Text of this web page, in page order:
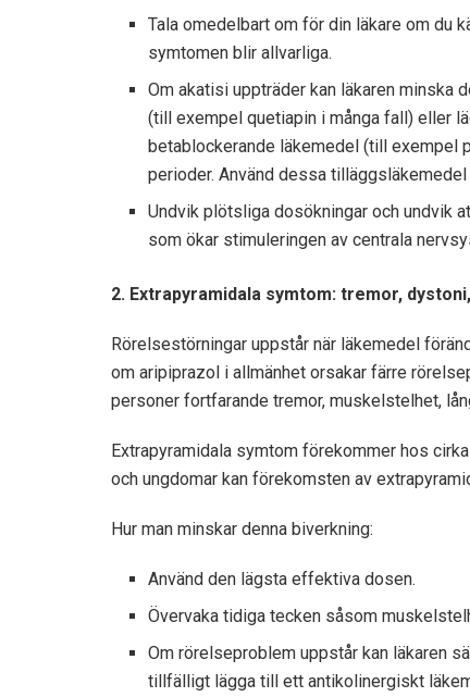
Tala omedelbart om för din läkare om du
symtomen blir allvarliga.
Om akatisi uppträder kan läkaren minska
(till exempel quetiapin i många fall) eller
betablockerande läkemedel (till exempel
perioder. Använd dessa
Undvik plötsliga dosökningar och undvik
som ökar stimuleringen av centrala
2. Extrapyramidala symtom: tremor,
Rörelsestörningar uppstår när läkemedel
om aripiprazol i allmänhet orsakar färre
personer fortfarande tremor, muskelstelhet,
Extrapyramidala symtom förekommer hos
och ungdomar kan förekomsten av
Hur man minskar denna biverkning:
Använd den lägsta effektiva dosen.
Övervaka tidiga tecken såsom
Om rörelseproblem uppstår kan läkaren
tillfälligt lägga till ett antikolinergiskt